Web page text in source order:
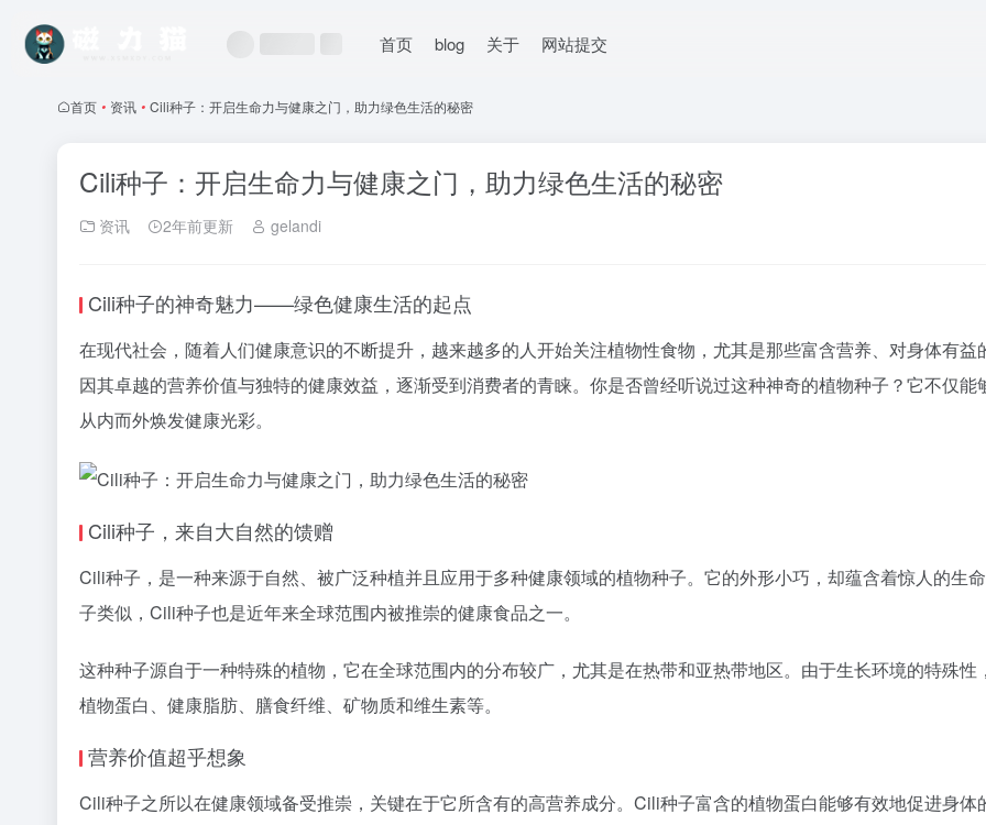
首页 blog 关于 网站提交
首页 • 资讯 • Cili种子：开启生命力与健康之门，助力绿色生活的秘密
Cili种子：开启生命力与健康之门，助力绿色生活的秘密
资讯 2年前更新 gelandi
Cili种子的神奇魅力——绿色健康生活的起点
在现代社会，随着人们健康意识的不断提升，越来越多的人开始关注植物性食物，尤其是那些富含营养、对身体有益
因其卓越的营养价值与独特的健康效益，逐渐受到消费者的青睐。你是否曾经听说过这种神奇的植物种子？它不仅
从内而外焕发健康光彩。
Cili种子，来自大自然的馈赠
Cili种子，是一种来源于自然、被广泛种植并且应用于多种健康领域的植物种子。它的外形小巧，却蕴含着惊人的生
子类似，Cili种子也是近年来全球范围内被推崇的健康食品之一。
这种种子源自于一种特殊的植物，它在全球范围内的分布较广，尤其是在热带和亚热带地区。由于生长环境的特殊
植物蛋白、健康脂肪、膳食纤维、矿物质和维生素等。
营养价值超乎想象
Cili种子之所以在健康领域备受推崇，关键在于它所含有的高营养成分。Cili种子富含的植物蛋白能够有效地促进身